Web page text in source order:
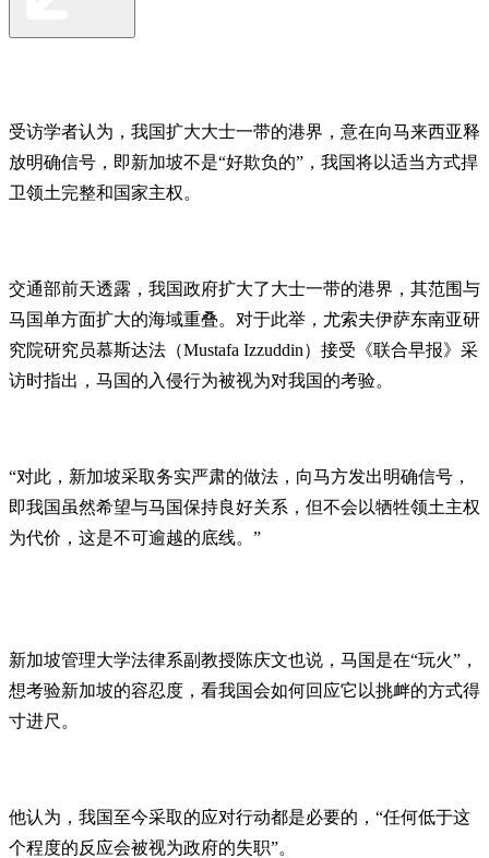
受访学者认为，我国扩大大士一带的港界，意在向马来西亚释
放明确信号，即新加坡不是“好欺负的”，我国将以适当方式捍
卫领土完整和国家主权。
交通部前天透露，我国政府扩大了大士一带的港界，其范围与
马国单方面扩大的海域重叠。对于此举，尤索夫伊萨东南亚研
究院研究员慕斯达法（Mustafa Izzuddin）接受《联合早报》采
访时指出，马国的入侵行为被视为对我国的考验。
“对此，新加坡采取务实严肃的做法，向马方发出明确信号，
即我国虽然希望与马国保持良好关系，但不会以牺牲领土主权
为代价，这是不可逾越的底线。”
新加坡管理大学法律系副教授陈庆文也说，马国是在“玩火”，
想考验新加坡的容忍度，看我国会如何回应它以挑衅的方式得
寸进尺。
他认为，我国至今采取的应对行动都是必要的，“任何低于这
个程度的反应会被视为政府的失职”。